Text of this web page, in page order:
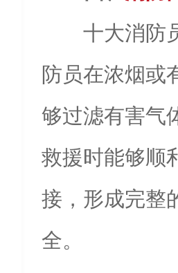
十大消防
防员在浓烟或
够过滤有害气
救援时能够顺
接，形成完整
全。